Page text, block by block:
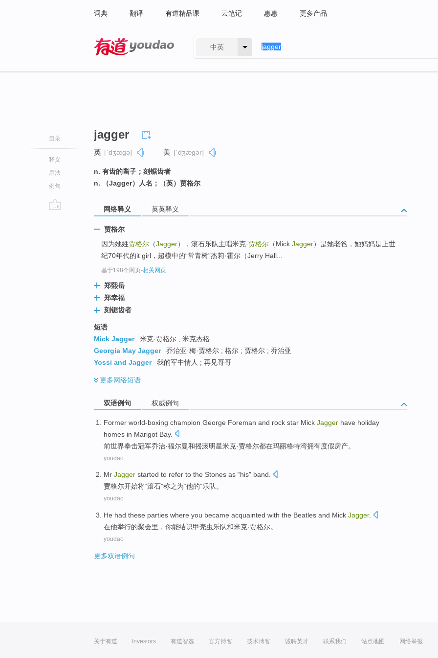
词典 翻译 有道精品课 云笔记 惠惠 更多产品
中英
目录
释义
用法
例句
jagger
英 [ˈdʒæɡə] 美 [ˈdʒæɡər]
n. 有齿的凿子；刻锯齿者
n. （Jagger）人名；（英）贾格尔
网络释义 英英释义
贾格尔
因为她姓贾格尔 （Jagger），滚石乐队主唱米克·贾格尔 （Mick Jagger）是她老爸，她妈妈是上世
纪70年代的it girl，超模中的“常青树”杰莉·霍尔（Jerry Hall...
基于198个网页-相关网页
郑熙岳
郑幸福
刻锯齿者
短语
Mick Jagger
米克·贾格尔 ; 米克杰格
Georgia May Jagger
乔治亚·梅·贾格尔 ; 格尔 ; 贾格尔 ; 乔治亚
Yossi and Jagger
我的军中情人 ; 再见哥哥
更多网络短语
双语例句 权威例句
Former world-boxing champion George Foreman and rock star Mick Jagger have holiday
homes in Marigot Bay.
前世界拳击冠军乔治·福尔曼和摇滚明星米克·贾格尔都在玛丽格特湾拥有度假房产。
youdao
Mr Jagger started to refer to the Stones as “his” band.
贾格尔开始将“滚石”称之为“他的”乐队。
youdao
He had these parties where you became acquainted with the Beatles and Mick Jagger.
在他举行的聚会里 ， 你能结识甲壳虫 乐队和米克·贾格尔。
youdao
更多双语例句
关于有道 Investors 有道智选 官方博客 技术博客 诚聘英才 联系我们 站点地图 网络举报